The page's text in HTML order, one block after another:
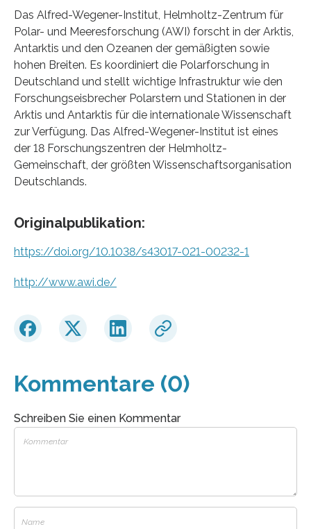
Das Alfred-Wegener-Institut, Helmholtz-Zentrum für
Polar- und Meeresforschung (AWI) forscht in der Arktis,
Antarktis und den Ozeanen der gemäßigten sowie
hohen Breiten. Es koordiniert die Polarforschung in
Deutschland und stellt wichtige Infrastruktur wie den
Forschungseisbrecher Polarstern und Stationen in der
Arktis und Antarktis für die internationale Wissenschaft
zur Verfügung. Das Alfred-Wegener-Institut ist eines
der 18 Forschungszentren der Helmholtz-
Gemeinschaft, der größten Wissenschaftsorganisation
Deutschlands.
Originalpublikation:
https://doi.org/10.1038/s43017-021-00232-1
http://www.awi.de/
Kommentare (0)
Schreiben Sie einen Kommentar